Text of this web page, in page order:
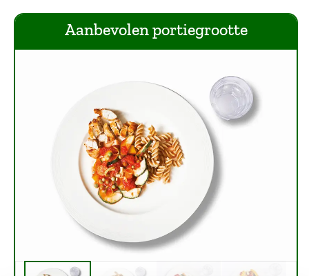
Aanbevolen portiegrootte